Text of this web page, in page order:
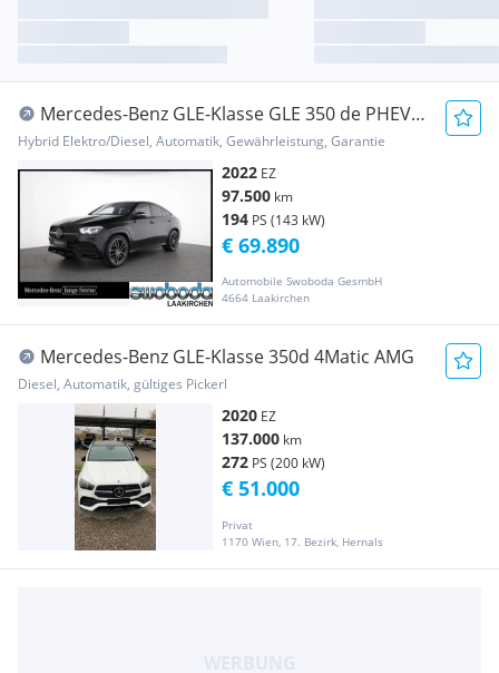
Mercedes-Benz GLE-Klasse GLE 350 de PHEV
Coupé 4MATIC Aut.
Hybrid Elektro/Diesel, Automatik, Gewährleistung, Garantie
2022 EZ
97.500 km
194 PS (143 kW)
Automobile Swoboda GesmbH
4664 Laakirchen
€ 69.890
Mercedes-Benz GLE-Klasse 350d 4Matic AMG
Diesel, Automatik, gültiges Pickerl
2020 EZ
137.000 km
272 PS (200 kW)
Privat
1170 Wien, 17. Bezirk, Hernals
€ 51.000